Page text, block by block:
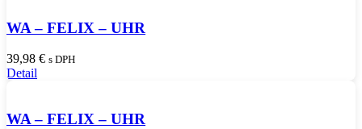
WA – FELIX – UHR
39,98 € s DPH
Detail
WA – FELIX – UHR